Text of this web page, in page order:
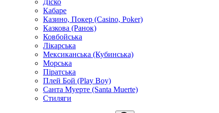
Діско
Кабаре
Казино, Покер (Casino, Poker)
Казкова (Ранок)
Ковбойська
Лікарська
Мексиканська (Кубинська)
Морська
Піратська
Плей Бой (Play Boy)
Санта Муерте (Santa Muerte)
Стиляги